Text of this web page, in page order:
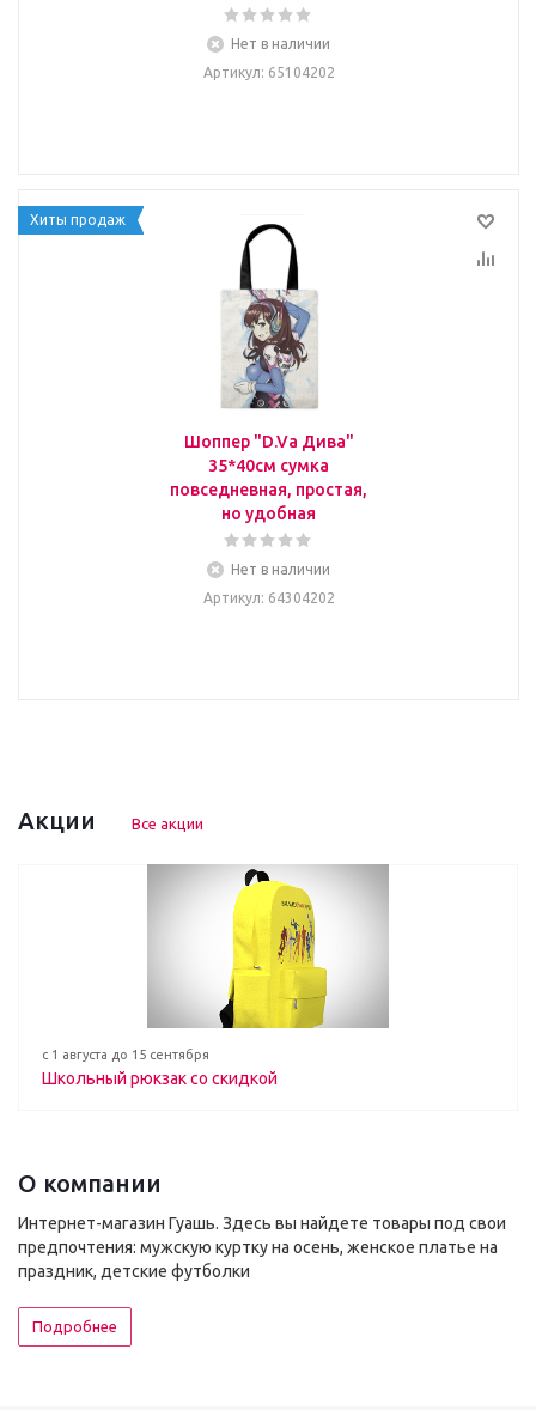
Нет в наличии
Артикул: 65104202
Хиты продаж
Шоппер "D.Va Дива"
35*40см сумка
повседневная, простая,
но удобная
Нет в наличии
Артикул: 64304202
Акции Все акции
с 1 августа до 15 сентября
Школьный рюкзак со скидкой
О компании
Интернет-магазин Гуашь. Здесь вы найдете товары под свои
предпочтения: мужскую куртку на осень, женское платье на
праздник, детские футболки
Подробнее